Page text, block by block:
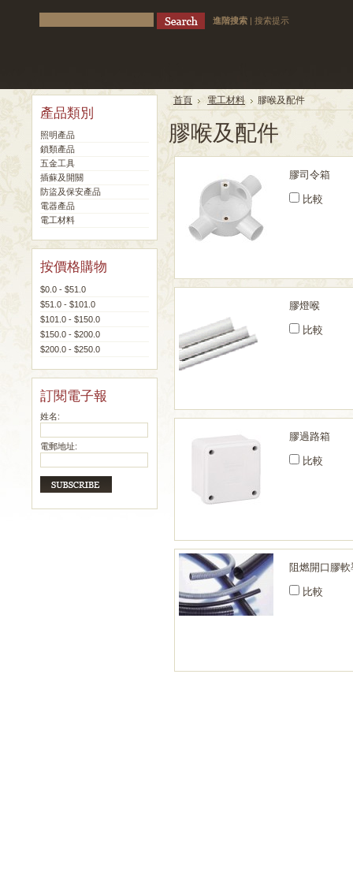
進階搜索 | 搜索提示
產品類別
照明產品
鎖類產品
五金工具
插蘇及開關
防盜及保安產品
電器產品
電工材料
按價格購物
$0.0 - $51.0
$51.0 - $101.0
$101.0 - $150.0
$150.0 - $200.0
$200.0 - $250.0
訂閱電子報
姓名:
電郵地址:
首頁 電工材料 膠喉及配件
膠喉及配件
膠司令箱
比較
膠燈喉
比較
膠過路箱
比較
阻燃開口膠軟
比較